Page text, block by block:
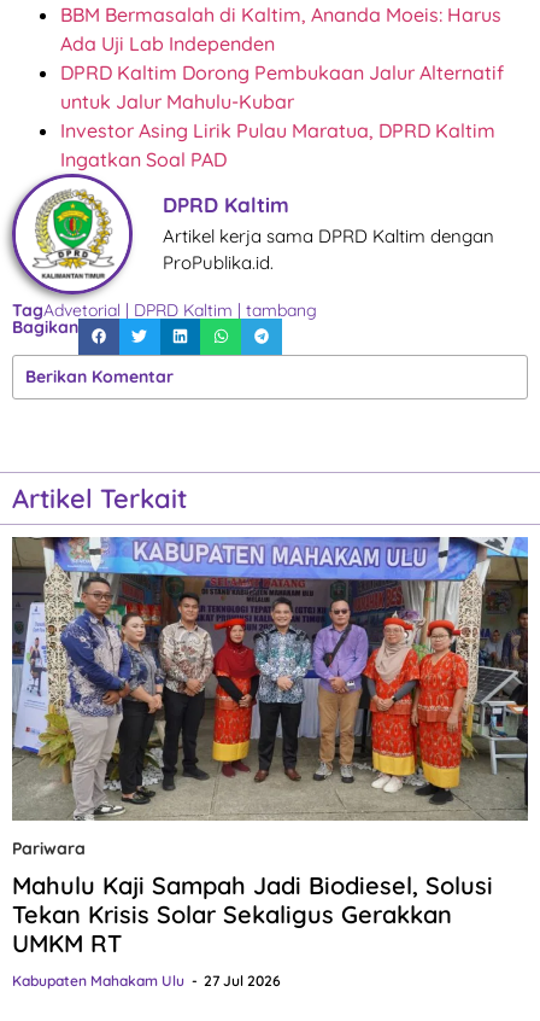
BBM Bermasalah di Kaltim, Ananda Moeis: Harus
Ada Uji Lab Independen
DPRD Kaltim Dorong Pembukaan Jalur Alternatif
untuk Jalur Mahulu-Kubar
Investor Asing Lirik Pulau Maratua, DPRD Kaltim
Ingatkan Soal PAD
DPRD Kaltim
Artikel kerja sama DPRD Kaltim dengan
ProPublika.id.
TagAdvetorial | DPRD Kaltim | tambang
Bagikan
Berikan Komentar
Artikel Terkait
Pariwara
Mahulu Kaji Sampah Jadi Biodiesel, Solusi
Tekan Krisis Solar Sekaligus Gerakkan
UMKM RT
Kabupaten Mahakam Ulu 27 Jul 2026